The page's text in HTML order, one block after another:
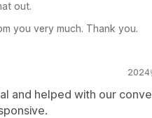
out.
you very much. Thank you.
2024
and helped with our